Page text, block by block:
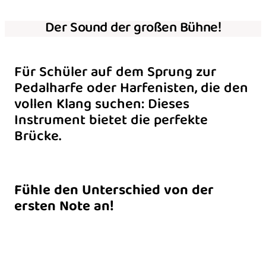
Der Sound der großen Bühne!
Für Schüler auf dem Sprung zur
Pedalharfe oder Harfenisten, die den
vollen Klang suchen: Dieses
Instrument bietet die perfekte
Brücke.
Fühle den Unterschied von der
ersten Note an!